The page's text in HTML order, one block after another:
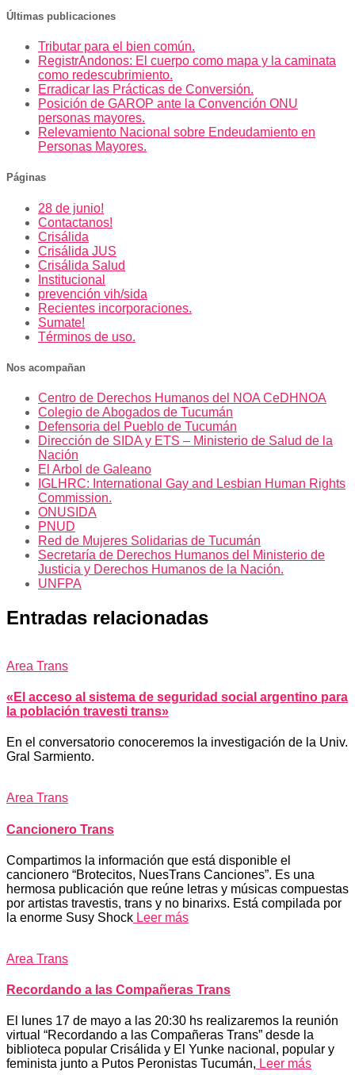
Últimas publicaciones
Tributar para el bien común.
RegistrAndonos: El cuerpo como mapa y la caminata
como redescubrimiento.
Erradicar las Prácticas de Conversión.
Posición de GAROP ante la Convención ONU
personas mayores.
Relevamiento Nacional sobre Endeudamiento en
Personas Mayores.
Páginas
28 de junio!
Contactanos!
Crisálida
Crisálida JUS
Crisálida Salud
Institucional
prevención vih/sida
Recientes incorporaciones.
Sumate!
Términos de uso.
Nos acompañan
Centro de Derechos Humanos del NOA CeDHNOA
Colegio de Abogados de Tucumán
Defensoria del Pueblo de Tucumán
Dirección de SIDA y ETS – Ministerio de Salud de la
Nación
El Arbol de Galeano
IGLHRC: International Gay and Lesbian Human Rights
Commission.
ONUSIDA
PNUD
Red de Mujeres Solidarias de Tucumán
Secretaría de Derechos Humanos del Ministerio de
Justicia y Derechos Humanos de la Nación.
UNFPA
Entradas relacionadas
Area Trans
«El acceso al sistema de seguridad social argentino para
la población travesti trans»
En el conversatorio conoceremos la investigación de la Univ.
Gral Sarmiento.
Area Trans
Cancionero Trans
Compartimos la información que está disponible el
cancionero “Brotecitos, NuesTrans Canciones”. Es una
hermosa publicación que reúne letras y músicas compuestas
por artistas travestis, trans y no binarixs. Está compilada por
la enorme Susy Shock Leer más
Area Trans
Recordando a las Compañeras Trans
El lunes 17 de mayo a las 20:30 hs realizaremos la reunión
virtual “Recordando a las Compañeras Trans” desde la
biblioteca popular Crisálida y El Yunke nacional, popular y
feminista junto a Putos Peronistas Tucumán, Leer más